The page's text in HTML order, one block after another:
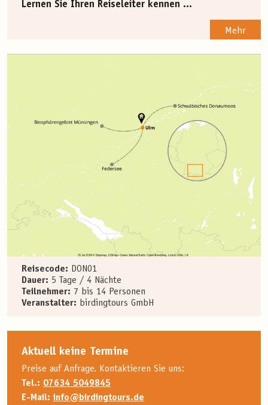
Lernen Sie Ihren Reiseleiter kennen ...
Mehr
Reisecode: DON01
Dauer: 5 Tage / 4 Nächte
Teilnehmer: 7 bis 14 Personen
Veranstalter: birdingtours GmbH
Aktuell keine Termine
Preise auf Anfrage. Kontaktieren Sie uns:
Tel.: 07634 5049845
E-Mail:info@birdingtours.de